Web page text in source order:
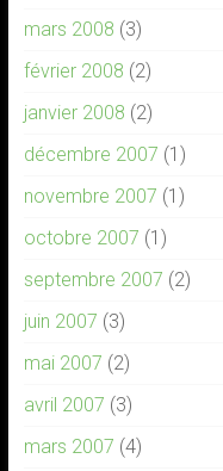
mars 2008 (3)
février 2008 (2)
janvier 2008 (2)
décembre 2007 (1)
novembre 2007 (1)
octobre 2007 (1)
septembre 2007 (2)
juin 2007 (3)
mai 2007 (2)
avril 2007 (3)
mars 2007 (4)